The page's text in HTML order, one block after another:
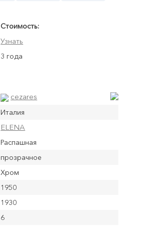
Стоимость:
Узнать
3 года
cezares
Италия
ELENA
Распашная
прозрачное
Хром
1950
1930
6